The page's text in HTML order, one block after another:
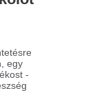
válságot, de pont
következményei
valódiak lehetnek